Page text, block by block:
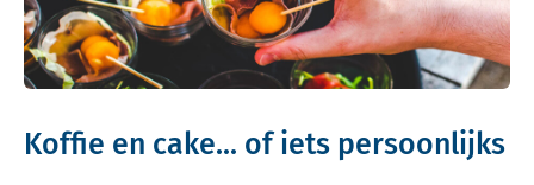
Koffie en cake... of iets persoonlijks